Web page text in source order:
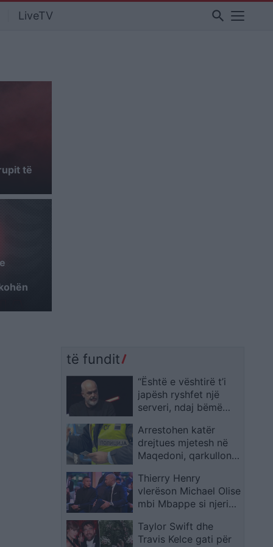
LiveTV search
të
të fundit
“Është e vështirë t’i
japësh ryshfet një
serveri, ndaj bëmë
qeverisë”/ Rama nga
Gjermania: Askund ky
transformim nuk është
Arrestohen katër
drejtues mjetesh në
Maqedoni, qarkullonin
vlefshme
Thierry Henry
vlerëson Michael Olise
mbi Mbappe si njeriun
Taylor Swift dhe
Travis Kelce gati për